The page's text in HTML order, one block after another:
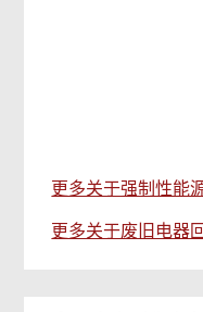
更多关于强制性能
更多关于废旧电器